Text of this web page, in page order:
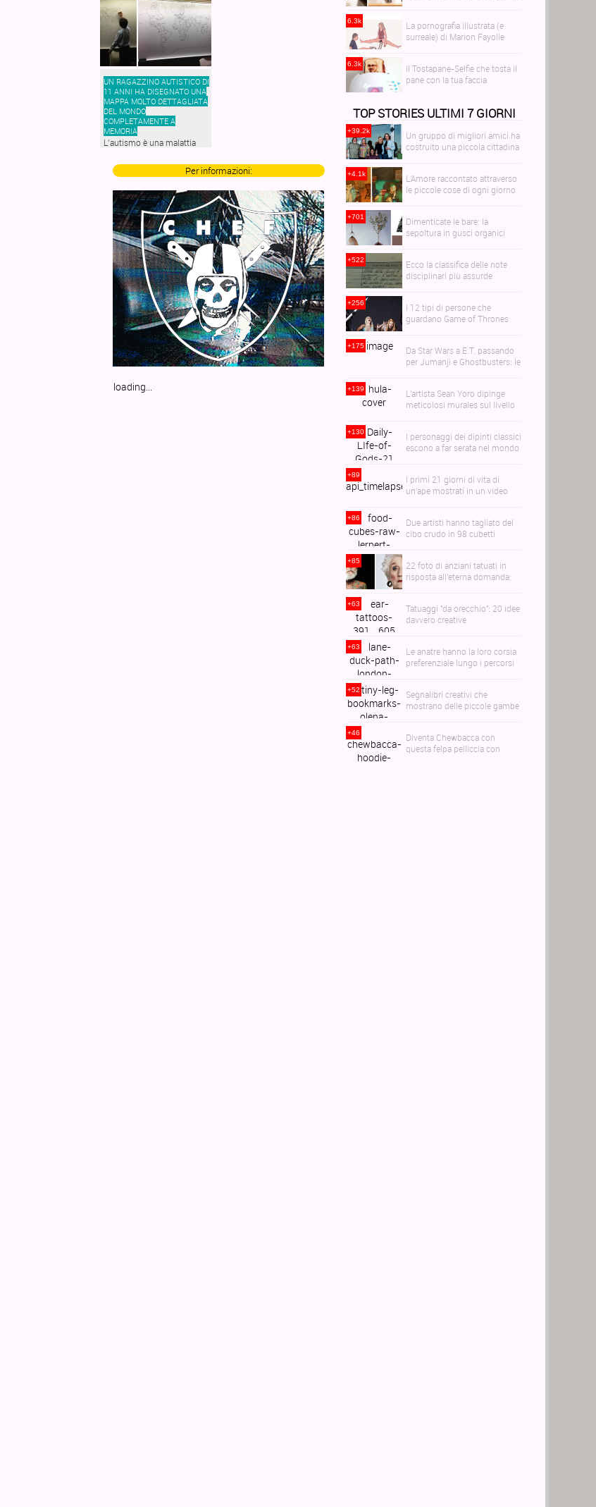
La pornografia illustrata (e
surreale) di Marion Fayolle
6.3k
Il Tostapane-Selfie che tosta il
pane con la tua faccia
6.3k
TOP STORIES ULTIMI 7 GIORNI
Un gruppo di migliori amici ha
costruito una piccola cittadina
+39.2k
L'Amore raccontato attraverso
le piccole cose di ogni giorno
+4.1k
Dimenticate le bare: la
sepoltura in gusci organici
+701
Ecco la classifica delle note
disciplinari più assurde
+522
I 12 tipi di persone che
guardano Game of Thrones
+256
Da Star Wars a E.T. passando
per Jumanji e Ghostbusters: le
+175
L'artista Sean Yoro dipinge
meticolosi murales sul livello
+139
I personaggi dei dipinti classici
escono a far serata nel mondo
+130
I primi 21 giorni di vita di
un'ape mostrati in un video
+89
Due artisti hanno tagliato del
cibo crudo in 98 cubetti
+86
22 foto di anziani tatuati in
risposta all'eterna domanda:
+85
Tatuaggi ''da orecchio'': 20 idee
davvero creative
+63
Le anatre hanno la loro corsia
preferenziale lungo i percorsi
+63
Segnalibri creativi che
mostrano delle piccole gambe
+52
Diventa Chewbacca con
questa felpa pelliccia con
+46
UN RAGAZZINO AUTISTICO DI
11 ANNI HA DISEGNATO UNA
MAPPA MOLTO DETTAGLIATA
DEL MONDO
COMPLETAMENTE A
MEMORIA
L’autismo è una malattia
complessa e poco...
Per informazioni:
loading...